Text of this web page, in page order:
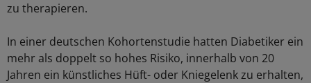
zu therapieren.
In einer deutschen Kohortenstudie hatten Diabetiker ein
mehr als doppelt so hohes Risiko, innerhalb von 20
Jahren ein künstliches Hüft- oder Kniegelenk zu erhalten,